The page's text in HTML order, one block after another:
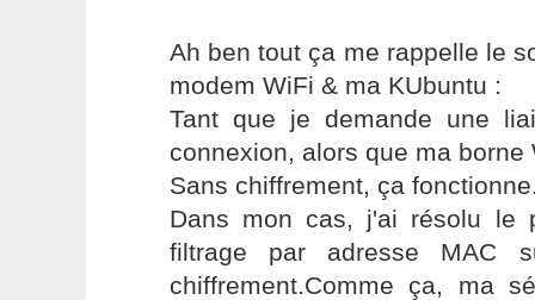
Ah ben tout ça me rappelle le
modem WiFi & ma KUbuntu :
Tant que je demande une
connexion, alors que ma borne
Sans chiffrement, ça
Dans mon cas, j'ai résolu le
filtrage par adresse MAC
chiffrement.Comme ça, ma